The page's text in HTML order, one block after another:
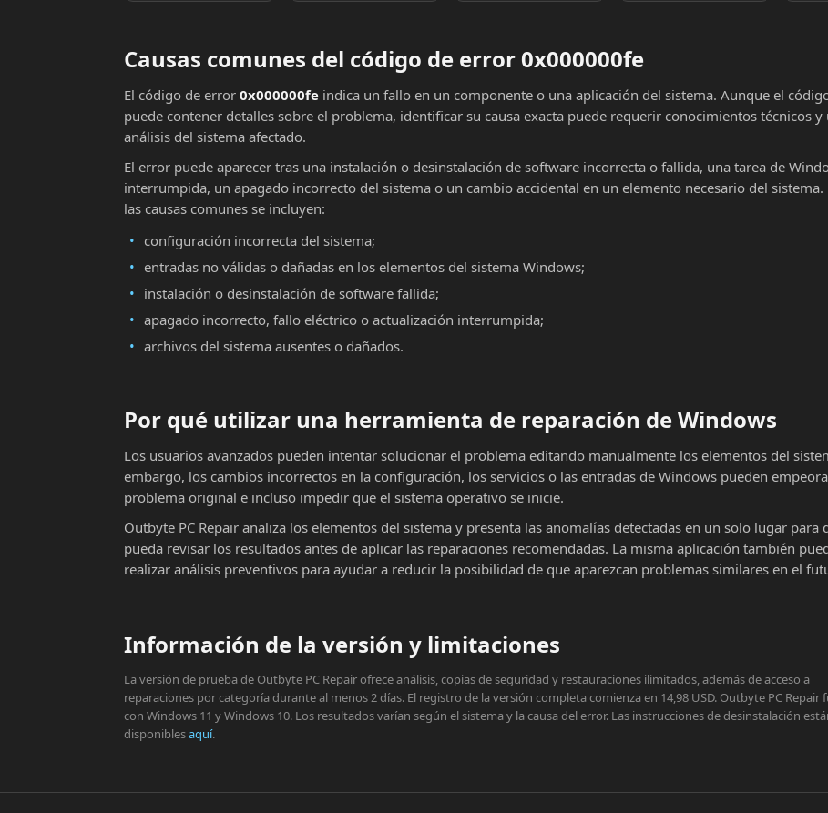
Causas comunes del código de error 0x000000fe
El código de error 0x000000fe indica un fallo en un componente o una aplicación del sistema. Aunque el
puede contener detalles sobre el problema, identificar su causa exacta puede requerir conocimientos técnicos y
análisis del sistema afectado.
El error puede aparecer tras una instalación o desinstalación de software incorrecta o fallida, una tarea de
interrumpida, un apagado incorrecto del sistema o un cambio accidental en un elemento necesario del sistema.
las causas comunes se incluyen:
configuración incorrecta del sistema;
entradas no válidas o dañadas en los elementos del sistema Windows;
instalación o desinstalación de software fallida;
apagado incorrecto, fallo eléctrico o actualización interrumpida;
archivos del sistema ausentes o dañados.
Por qué utilizar una herramienta de reparación de Windows
Los usuarios avanzados pueden intentar solucionar el problema editando manualmente los elementos del
embargo, los cambios incorrectos en la configuración, los servicios o las entradas de Windows pueden
problema original e incluso impedir que el sistema operativo se inicie.
Outbyte PC Repair analiza los elementos del sistema y presenta las anomalías detectadas en un solo lugar para
pueda revisar los resultados antes de aplicar las reparaciones recomendadas. La misma aplicación también
realizar análisis preventivos para ayudar a reducir la posibilidad de que aparezcan problemas similares en el
Información de la versión y limitaciones
La versión de prueba de Outbyte PC Repair ofrece análisis, copias de seguridad y restauraciones ilimitados, además de acceso a
reparaciones por categoría durante al menos 2 días. El registro de la versión completa comienza en 14,98 USD. Outbyte PC Repair
con Windows 11 y Windows 10. Los resultados varían según el sistema y la causa del error. Las instrucciones de desinstalación
disponiblesaquí.